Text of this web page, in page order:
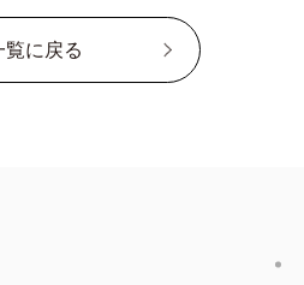
覧に戻る